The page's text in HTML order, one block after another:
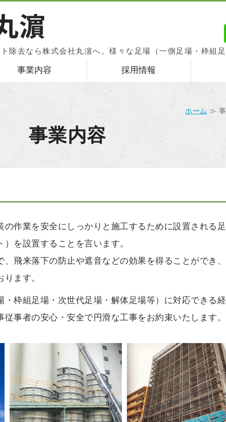
除去なら株式会社丸濵へ。様々な足場（一側足場・枠組
す。
事業内容 採用情報
ホーム ≫
事業内容
作業を安全にしっかりと施工するために設置される足
を設置することを言います。
、飛来落下の防止や遮音などの効果を得ることができ
ます。
枠組足場・次世代足場・解体足場等）に対応できる
事者の安心・安全で円滑な工事をお約束いたします。